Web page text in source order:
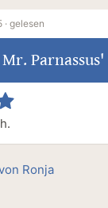
· gelesen
Mr.
Ronja